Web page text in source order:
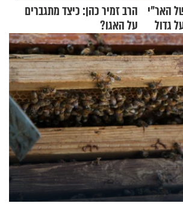
של האר"י
על גדול
הרב זמיר כהן: כיצד מתגברים
על האגו?